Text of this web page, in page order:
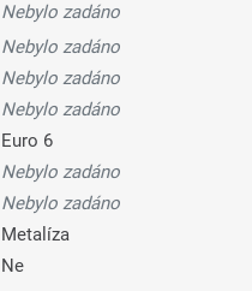
Nebylo zadáno
Nebylo zadáno
Nebylo zadáno
Nebylo zadáno
Euro 6
Nebylo zadáno
Nebylo zadáno
Metalíza
Ne